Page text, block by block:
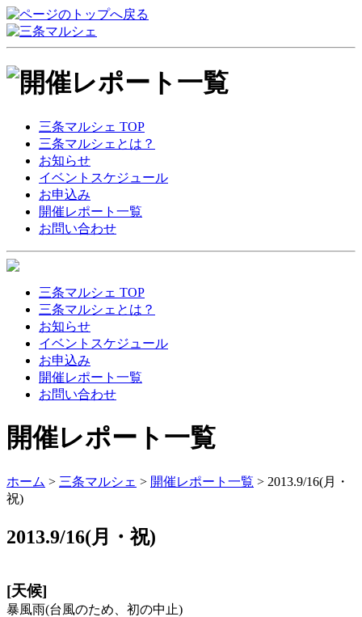
三条マルシェ TOP
三条マルシェとは？
お知らせ
イベントスケジュール
お申込み
開催レポート一覧
お問い合わせ
三条マルシェ TOP
三条マルシェとは？
お知らせ
イベントスケジュール
お申込み
開催レポート一覧
お問い合わせ
開催レポート一覧
ホーム > 三条マルシェ > 開催レポート一覧 > 2013.9/16(月・
祝)
2013.9/16(月・祝)
[天候]
暴風雨(台風のため、初の中止)